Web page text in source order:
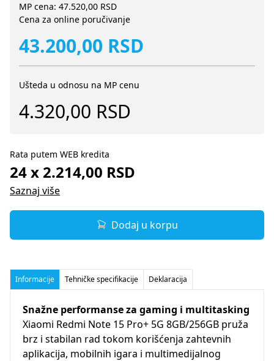
MP cena: 47.520,00 RSD
Cena za online poručivanje
43.200,00 RSD
Ušteda u odnosu na MP cenu
4.320,00 RSD
Rata putem WEB kredita
24 x 2.214,00 RSD
Saznaj više
Dodaj u korpu
Informacije Tehničke specifikacije Deklaracija
Snažne performanse za gaming i multitasking
Xiaomi Redmi Note 15 Pro+ 5G 8GB/256GB pruža
brz i stabilan rad tokom korišćenja zahtevnih
aplikacija, mobilnih igara i multimedijalnog